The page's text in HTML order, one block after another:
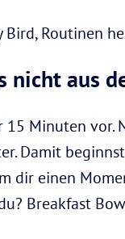
Routinen
nicht aus
Minuten vor.
Damit
dir einen
Breakfast